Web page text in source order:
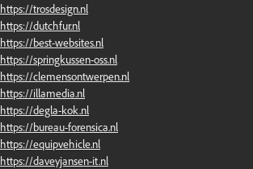
https://trosdesign.nl
https://dutchfur.nl
https://best-websites.nl
https://springkussen-oss.nl
https://clemensontwerpen.nl
https://illamedia.nl
https://degla-kok.nl
https://bureau-forensica.nl
https://equipvehicle.nl
https://daveyjansen-it.nl